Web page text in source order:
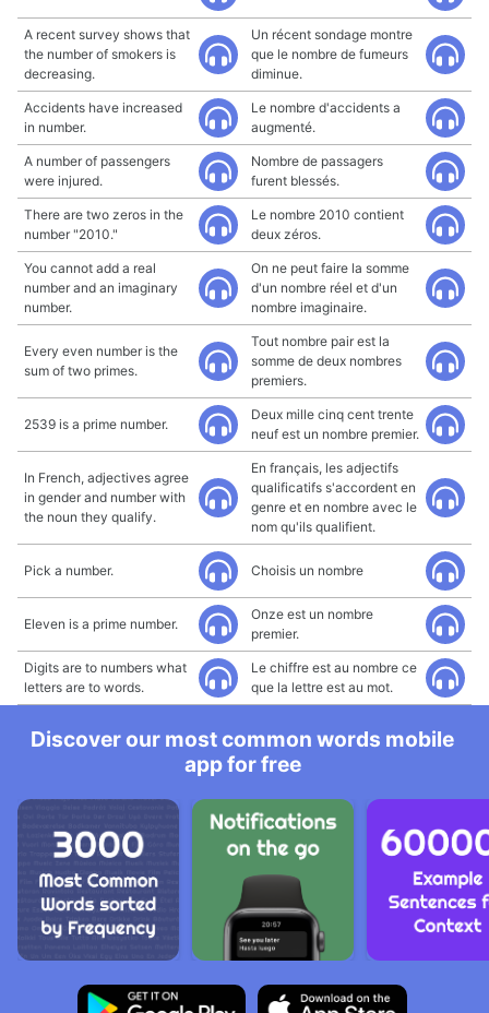
A recent survey shows that
the number of smokers is
decreasing.
Un récent sondage montre
que le nombre de fumeurs
diminue.
Accidents have increased
in number.
Le nombre d'accidents a
augmenté.
A number of passengers
were injured.
Nombre de passagers
furent blessés.
There are two zeros in the
number "2010."
Le nombre 2010 contient
deux zéros.
You cannot add a real
number and an imaginary
number.
On ne peut faire la somme
d'un nombre réel et d'un
nombre imaginaire.
Every even number is the
sum of two primes.
Tout nombre pair est la
somme de deux nombres
premiers.
2539 is a prime number.
Deux mille cinq cent trente
neuf est un nombre premier.
In French, adjectives agree
in gender and number with
the noun they qualify.
En français, les adjectifs
qualificatifs s'accordent en
genre et en nombre avec le
nom qu'ils qualifient.
Pick a number. Choisis un nombre
Eleven is a prime number.
Onze est un nombre
premier.
Digits are to numbers what
letters are to words.
Le chiffre est au nombre ce
que la lettre est au mot.
Discover our most common words mobile
app for free